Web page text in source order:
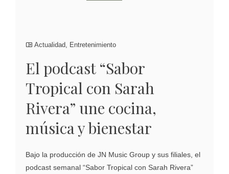
Actualidad Entretenimiento
El podcast “Sabor
Tropical con Sarah
Rivera” une cocina,
música y bienestar
Bajo la producción de JN Music Group y sus filiales, el
podcast semanal “Sabor Tropical con Sarah Rivera”